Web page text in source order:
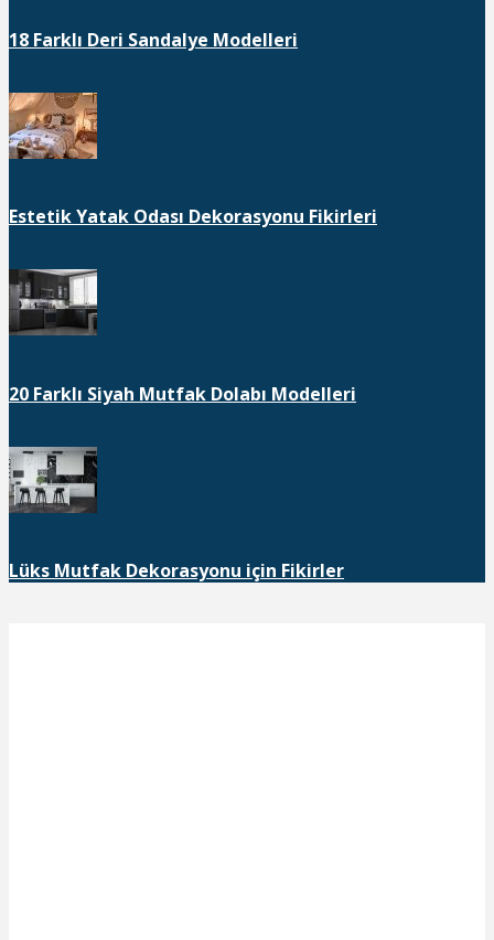
18 Farklı Deri Sandalye Modelleri
Estetik Yatak Odası Dekorasyonu Fikirleri
20 Farklı Siyah Mutfak Dolabı Modelleri
Lüks Mutfak Dekorasyonu için Fikirler